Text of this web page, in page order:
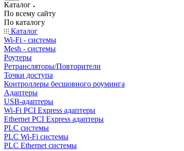
Каталог
По всему сайту
По каталогу
Каталог
Wi-Fi - системы
Mesh - системы
Роутеры
Ретрансляторы/Повторители
Точки доступа
Контроллеры бесшовного роуминга
Адаптеры
USB-адаптеры
Wi-Fi PCI Express адаптеры
Ethernet PCI Express адаптеры
PLC системы
PLC Wi-Fi системы
PLC Ethernet системы